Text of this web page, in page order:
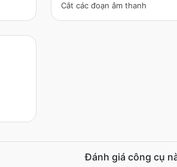
Cắt các đoạn âm thanh
Đánh giá công cụ